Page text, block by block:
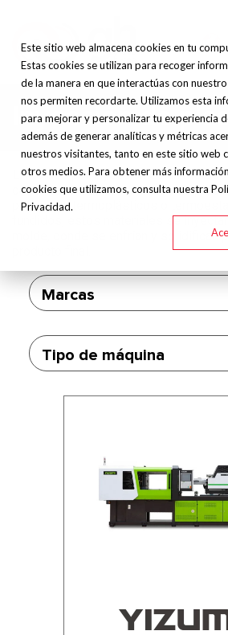
Este sitio web almacena cookies en tu
Estas cookies se utilizan para recoger
de la manera en que interactúas con
nos permiten recordarte. Utilizamos esta
para mejorar y personalizar tu experiencia
además de generar analíticas y métricas
nuestros visitantes, tanto en este sitio web
otros medios. Para obtener más
cookies que utilizamos, consulta nuestra
Privacidad.
Inyección de
El moldeo por inyección es un
consiste en derretir gránulos de
polímeros termoplásticos o
fundidos, estos materiales se
molde, donde se enfrían y solidifican
Marcas
Tipo de máquina